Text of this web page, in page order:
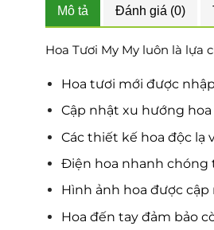
Mô tả Đánh giá (0)
Hoa Tươi My My luôn là lựa
Hoa tươi mới được
Cập nhật xu hướng
Các thiết kế hoa độc lạ
Điện hoa nhanh chóng
Hình ảnh hoa được
Hoa đến tay đảm bảo